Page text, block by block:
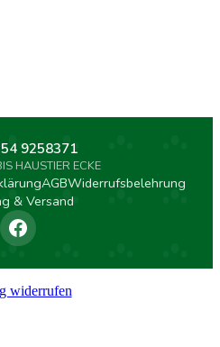
AGBWiderrufsbelehrung
& Versand
9258371
HAUSTIER ECKE
widerrufen